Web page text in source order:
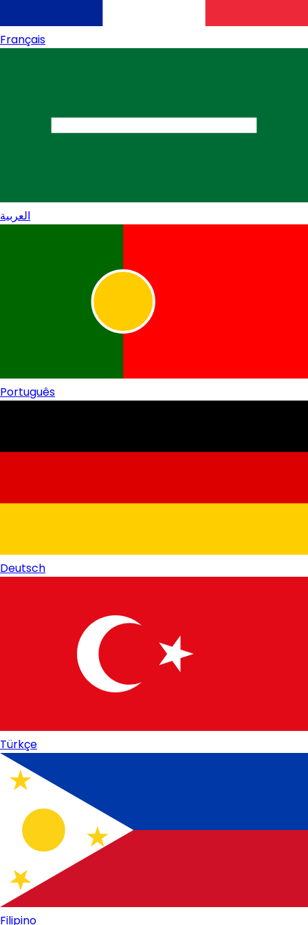
Français
العربية
Português
Deutsch
Türkçe
Filipino